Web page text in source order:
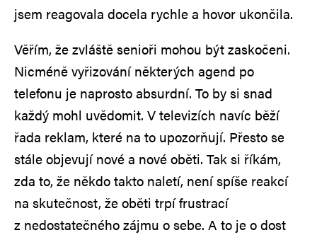
jsem reagovala docela rychle a hovor ukončila.
Věřím, že zvláště senioři mohou být zaskočeni.
Nicméně vyřizování některých agend po
telefonu je naprosto absurdní. To by si snad
každý mohl uvědomit. V televizích navíc běží
řada reklam, které na to upozorňují. Přesto se
stále objevují nové a nové oběti. Tak si říkám,
zda to, že někdo takto naletí, není spíše reakcí
na skutečnost, že oběti trpí frustrací
z nedostatečného zájmu o sebe. A to je o dost